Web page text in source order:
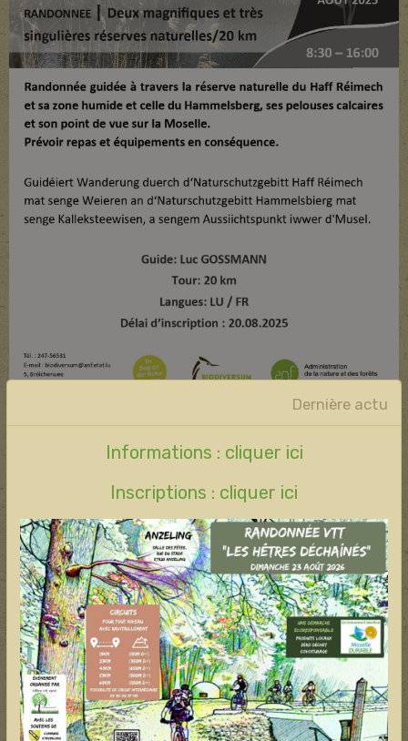
Facebook Email
Nouvelles
Année 2026
Année 2025
Année 2024
AGIR !
Dernière actu
Informations : cliquer ici
Inscriptions : cliquer ici